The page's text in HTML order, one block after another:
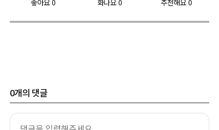
좋아요0 화나요0 추천해요 0
0개의 댓글